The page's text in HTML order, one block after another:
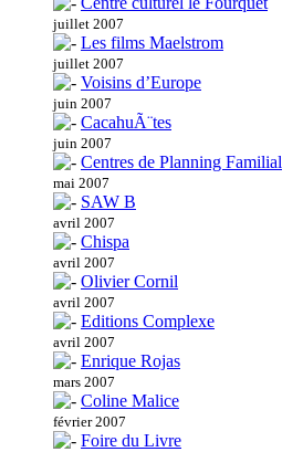
juillet 2007
Les films Maelstrom
juillet 2007
Voisins d’Europe
juin 2007
CacahuÃ¨tes
juin 2007
Centres de Planning Familial
mai 2007
SAW B
avril 2007
Chispa
avril 2007
Olivier Cornil
avril 2007
Editions Complexe
avril 2007
Enrique Rojas
mars 2007
Coline Malice
février 2007
Foire du Livre